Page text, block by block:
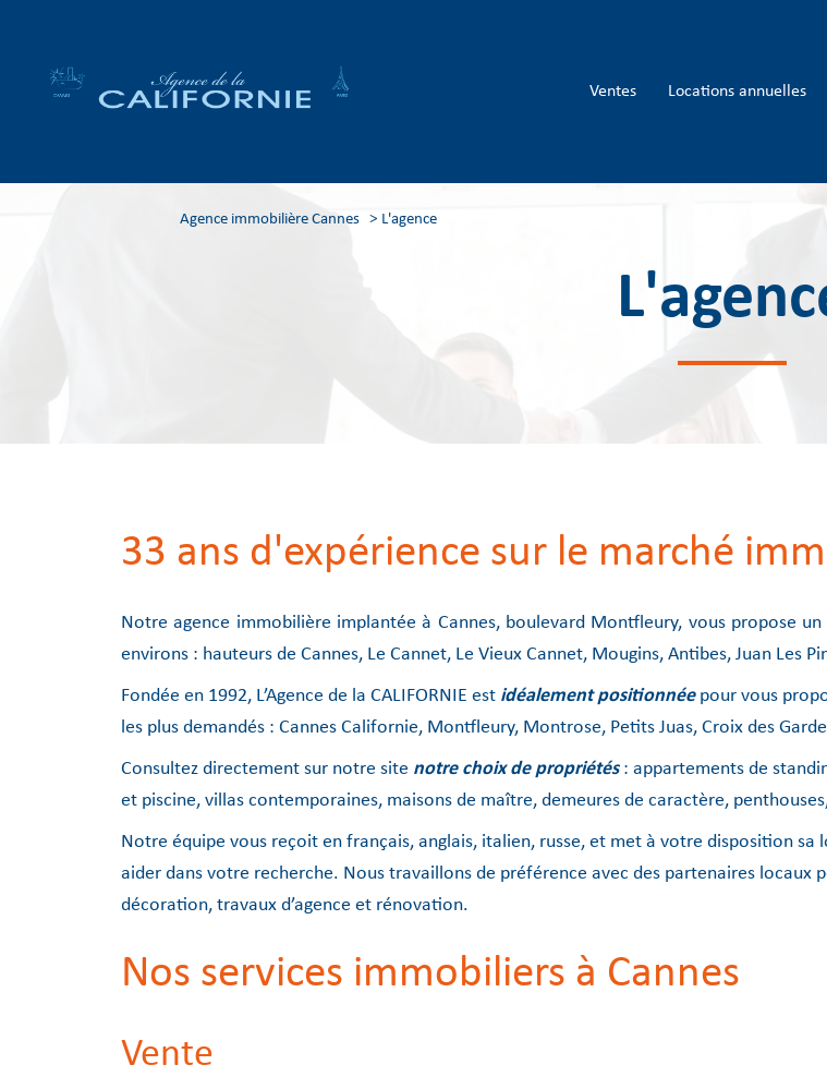
ventes locations annuelles
Agence immobilière Cannes l'agence
33 ans d'expérience sur le marché
Notre agence immobilière implantée à Cannes, boulevard Montfleury, vous propose
environs : hauteurs de Cannes, Le Cannet, Le Vieux Cannet, Mougins, Antibes, Juan Les
Fondée en 1992, L’Agence de la CALIFORNIE est idéalement positionnéepour vous
les plus demandés : Cannes Californie, Montfleury, Montrose, Petits Juas, Croix des
Consultez directement sur notre site notre choix de propriétés : appartements de
et piscine, villas contemporaines, maisons de maître, demeures de caractère,
Notre équipe vous reçoit en français, anglais, italien, russe, et met à votre disposition
aider dans votre recherche. Nous travaillons de préférence avec des partenaires locaux
décoration, travaux d’agence et rénovation.
Nos services immobiliers à Cannes
Vente